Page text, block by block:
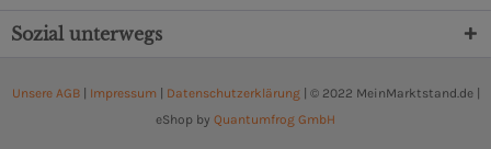
Sozial unterwegs
Unsere AGB| Impressum Datenschutzerklärung| © 2022 MeinMarktstand.de |
eShop by Quantumfrog GmbH